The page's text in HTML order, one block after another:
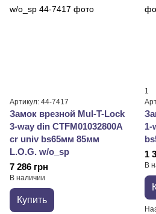
Артикул: 44-7417
Замок врезной Mul-T-Lock
3-way din CTFM01032800A
cr univ bs65мм 85мм
L.O.G. w/o_sp
7 286 грн
В наличии
Купить
1
1-
1
В